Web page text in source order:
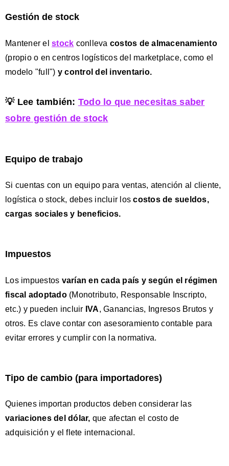
Gestión de stock
Mantener el stock conlleva costos de almacenamiento
(propio o en centros logísticos del marketplace, como el
modelo "full") y control del inventario.
💡Lee también: Todo lo que necesitas saber
sobre gestión de stock
Equipo de trabajo
Si cuentas con un equipo para ventas, atención al cliente,
logística o stock, debes incluir los costos de sueldos,
cargas sociales y beneficios.
Impuestos
Los impuestos varían en cada país y según el régimen
fiscal adoptado (Monotributo, Responsable Inscripto,
etc.) y pueden incluir IVA, Ganancias, Ingresos Brutos y
otros. Es clave contar con asesoramiento contable para
evitar errores y cumplir con la normativa.
Tipo de cambio (para importadores)
Quienes importan productos deben considerar las
variaciones del dólar, que afectan el costo de
adquisición y el flete internacional.